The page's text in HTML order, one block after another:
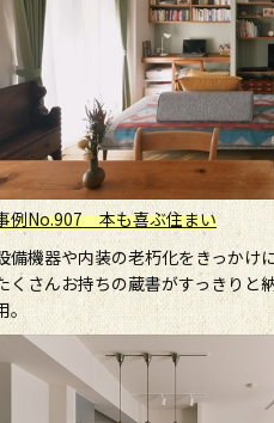
例No.907 本も喜ぶ住まい
備機器や内装の老朽化をきっかけ
くさんお持ちの蔵書がすっきりと
。